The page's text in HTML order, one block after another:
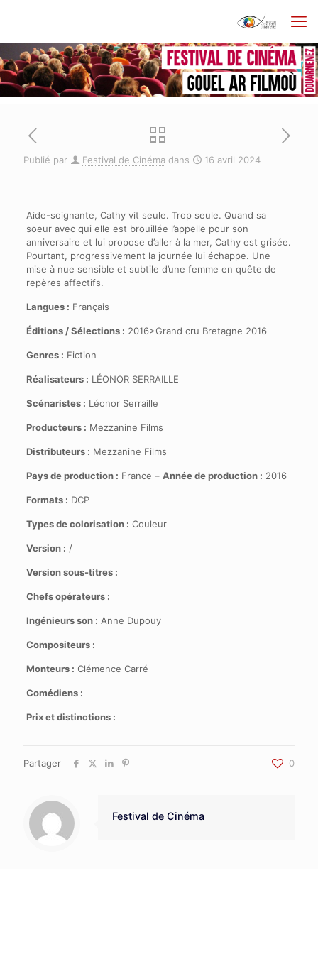
Publié par Festival de Cinéma dans 16 avril 2024
Aide-soignante, Cathy vit seule. Trop seule. Quand sa
soeur avec qui elle est brouillée l’appelle pour son
anniversaire et lui propose d’aller à la mer, Cathy est grisée.
Pourtant, progressivement la journée lui échappe. Une
mise à nue sensible et subtile d’une femme en quête de
repères affectifs.
Langues : Français
Éditions / Sélections : 2016>Grand cru Bretagne 2016
Genres : Fiction
Réalisateurs : LÉONOR SERRAILLE
Scénaristes : Léonor Serraille
Producteurs : Mezzanine Films
Distributeurs : Mezzanine Films
Pays de production : France – Année de production : 2016
Formats : DCP
Types de colorisation : Couleur
Version : /
Version sous-titres :
Chefs opérateurs :
Ingénieurs son : Anne Dupouy
Compositeurs :
Monteurs : Clémence Carré
Comédiens :
Prix et distinctions :
Partager 0
Festival de Cinéma